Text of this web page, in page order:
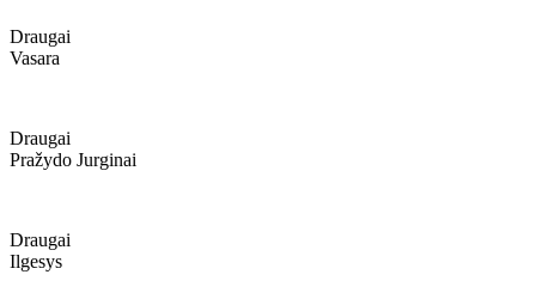
Draugai
Vasara
Draugai
Pražydo Jurginai
Draugai
Ilgesys